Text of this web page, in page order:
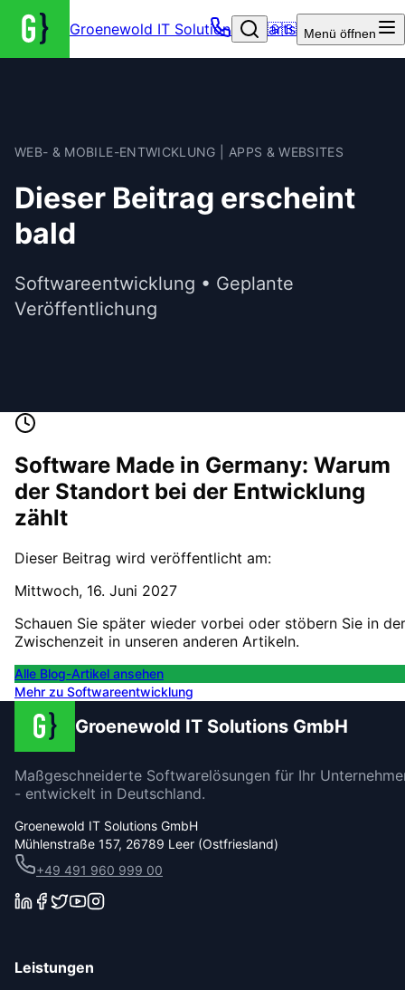
Groenewold IT Solutions – Startseite
🇬🇧 Menü öffnen
WEB- & MOBILE-ENTWICKLUNG | APPS & WEBSITES
Dieser Beitrag erscheint
bald
Softwareentwicklung • Geplante
Veröffentlichung
Software Made in Germany: Warum
der Standort bei der Entwicklung
zählt
Dieser Beitrag wird veröffentlicht am:
Mittwoch, 16. Juni 2027
Schauen Sie später wieder vorbei oder stöbern Sie in der
Zwischenzeit in unseren anderen Artikeln.
Alle Blog-Artikel ansehen
Mehr zu Softwareentwicklung
Groenewold IT Solutions GmbH
Maßgeschneiderte Softwarelösungen für Ihr
- entwickelt in Deutschland.
Groenewold IT Solutions GmbH
Mühlenstraße 157, 26789 Leer (Ostfriesland)
+49 491 960 999 00
Leistungen